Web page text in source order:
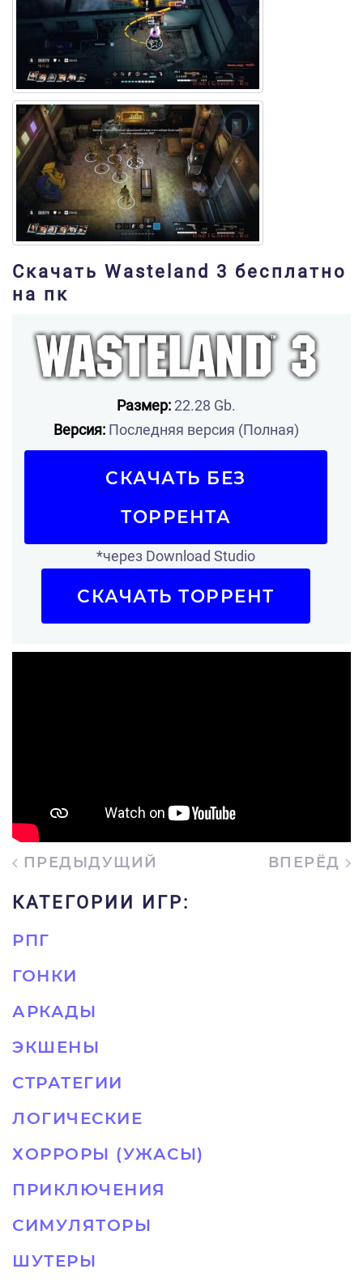
Скачать Wasteland 3 бесплатно
на пк
Размер:22.28 Gb.
Версия:Последняя версия (Полная)
СКАЧАТЬ БЕЗ
ТОРРЕНТА
*через Download Studio
СКАЧАТЬ ТОРРЕНТ
ПРЕДЫДУЩИЙ ВПЕРЁД
КАТЕГОРИИ ИГР:
РПГ
ГОНКИ
АРКАДЫ
ЭКШЕНЫ
СТРАТЕГИИ
ЛОГИЧЕСКИЕ
ХОРРОРЫ (УЖАСЫ)
ПРИКЛЮЧЕНИЯ
СИМУЛЯТОРЫ
ШУТЕРЫ